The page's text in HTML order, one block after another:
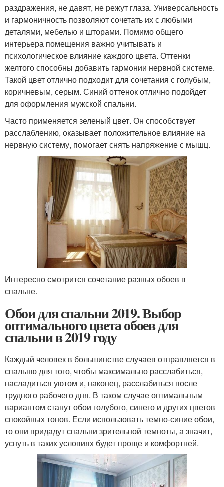
раздражения, не давят, не режут глаза. Универсальность
и гармоничность позволяют сочетать их с любыми
деталями, мебелью и шторами. Помимо общего
интерьера помещения важно учитывать и
психологическое влияние каждого цвета. Оттенки
желтого способны добавить гармонии нервной системе.
Такой цвет отлично подходит для сочетания с голубым,
коричневым, серым. Синий оттенок отлично подойдет
для оформления мужской спальни.
Часто применяется зеленый цвет. Он способствует
расслаблению, оказывает положительное влияние на
нервную систему, помогает снять напряжение с мышц.
Интересно смотрится сочетание разных обоев в
спальне.
Обои для спальни 2019. Выбор
оптимального цвета обоев для
спальни в 2019 году
Каждый человек в большинстве случаев отправляется в
спальню для того, чтобы максимально расслабиться,
насладиться уютом и, наконец, расслабиться после
трудного рабочего дня. В таком случае оптимальным
вариантом станут обои голубого, синего и других цветов
спокойных тонов. Если использовать темно-синие обои,
то они придадут спальни зрительной темноты, а значит,
уснуть в таких условиях будет проще и комфортней.